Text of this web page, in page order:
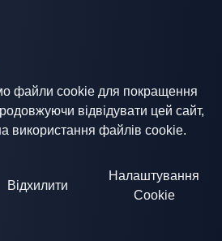
файли cookie для покращення
відвідувати цей сайт,
використання файлів cookie.
Відхилити
Налаштування
Cookie